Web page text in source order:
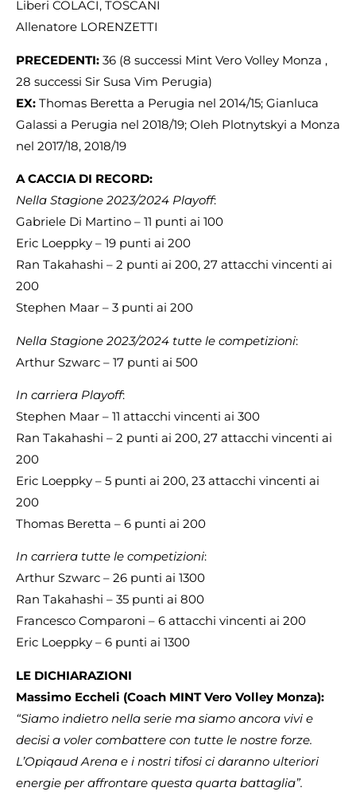
Liberi COLACI, TOSCANI
Allenatore LORENZETTI
PRECEDENTI: 36 (8 successi Mint Vero Volley Monza ,
28 successi Sir Susa Vim Perugia)
EX: Thomas Beretta a Perugia nel 2014/15; Gianluca
Galassi a Perugia nel 2018/19; Oleh Plotnytskyi a Monza
nel 2017/18, 2018/19
A CACCIA DI RECORD:
Nella Stagione 2023/2024 Playoff:
Gabriele Di Martino – 11 punti ai 100
Eric Loeppky – 19 punti ai 200
Ran Takahashi – 2 punti ai 200, 27 attacchi vincenti ai
200
Stephen Maar – 3 punti ai 200
Nella Stagione 2023/2024 tutte le competizioni:
Arthur Szwarc – 17 punti ai 500
In carriera Playoff:
Stephen Maar – 11 attacchi vincenti ai 300
Ran Takahashi – 2 punti ai 200, 27 attacchi vincenti ai
200
Eric Loeppky – 5 punti ai 200, 23 attacchi vincenti ai
200
Thomas Beretta – 6 punti ai 200
In carriera tutte le competizioni:
Arthur Szwarc – 26 punti ai 1300
Ran Takahashi – 35 punti ai 800
Francesco Comparoni – 6 attacchi vincenti ai 200
Eric Loeppky – 6 punti ai 1300
LE DICHIARAZIONI
Massimo Eccheli (Coach MINT Vero Volley Monza):
“Siamo indietro nella serie ma siamo ancora vivi e
decisi a voler combattere con tutte le nostre forze.
L’Opiqaud Arena e i nostri tifosi ci daranno ulteriori
energie per affrontare questa quarta battaglia”.